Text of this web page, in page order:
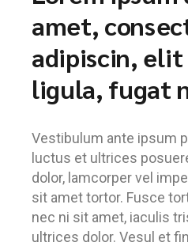
amet,
adipiscin, elit
ligula, fugat
Vestibulum ante ipsum
luctus et ultrices
dolor, lamcorper vel
sit amet tortor. Fusce
nec ni sit amet, iaculis
ultrices dolor. Vesul et